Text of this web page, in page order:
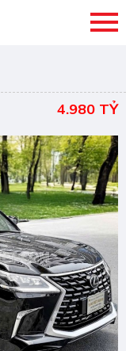
4.980 TỶ